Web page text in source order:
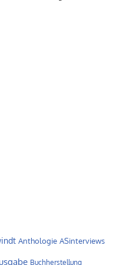
Anthologie ASinterviews
Buchherstellung